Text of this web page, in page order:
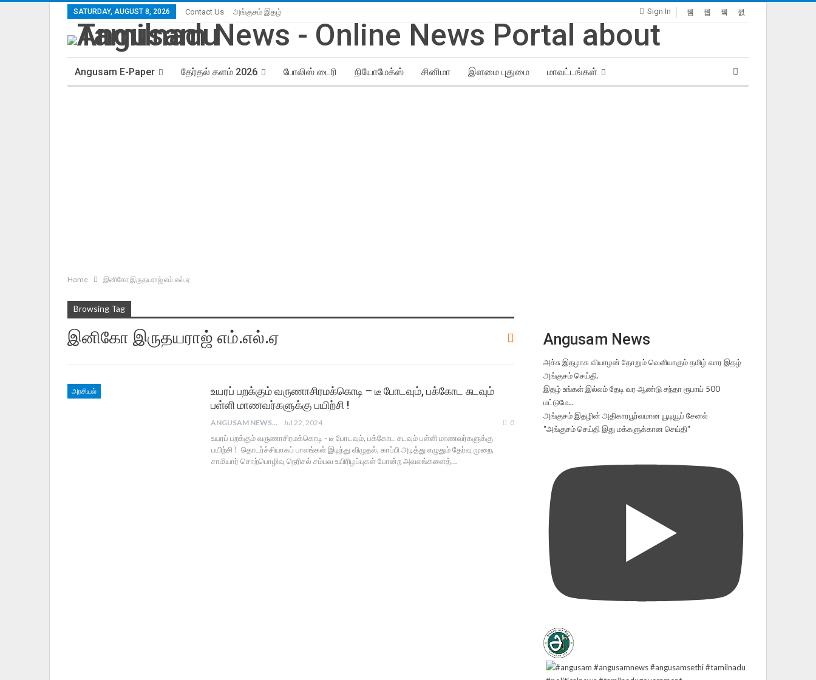
Sign In
SATURDAY, AUGUST 8, 2026 Contact Us அங்குசம் இதழ்
Angusam E-Paper தேர்தல் களம் 2026 போலிஸ் டைரி நியோமேக்ஸ் சினிமா இளமை புதுமை மாவட்டங்கள்
Home இனிகோ இருதயராஜ் எம்.எல்.ஏ
Browsing Tag
இனிகோ இருதயராஜ் எம்.எல்.ஏ
அரசியல்
உயரப் பறக்கும் வருணாசிரமக்கொடி – டீ போடவும், பக்கோட சுடவும்
பள்ளி மாணவர்களுக்கு பயிற்சி !
ANGUSAM NEWS Jul 22, 2024 0
உயரப் பறக்கும் வருணாசிரமக்கொடி - டீ போடவும், பக்கோட சுடவும் பள்ளி மாணவர்களுக்கு
பயிற்சி ! தொடர்ச்சியாகப் பாலங்கள் இடிந்து விழுதல், காப்பி அடித்து எழுதும் தேர்வு முறை,
சாமியார் சொற்பொழிவு நெரிசல் சம்பவ உயிரிழப்புகள் போன்ற அவலங்களைத்…
Angusam News
அச்சு இதழாக வியாழன் தோறும் வெளியாகும் தமிழ் வார இதழ்
அங்குசம் செய்தி.
இதழ் உங்கள் இல்லம் தேடி வர ஆண்டு சந்தா ரூபாய் 500
மட்டுமே...
அங்குசம் இதழின் அதிகாரபூர்வமான யூடியூப் சேனல்
"அங்குசம் செய்தி இது மக்களுக்கான செய்தி"